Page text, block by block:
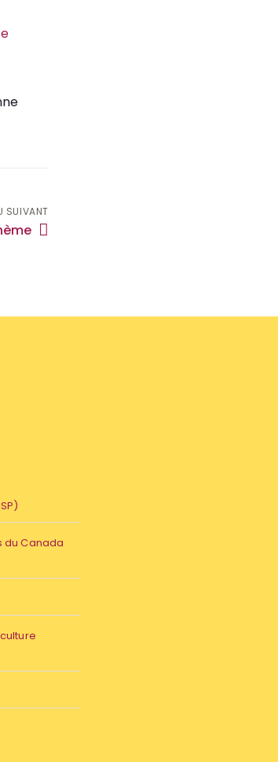
SUIVANT
du Canada